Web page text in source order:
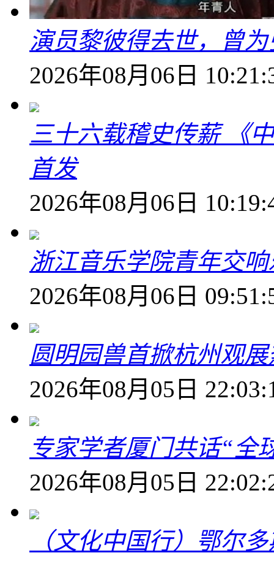
演员黎彼得去世，曾
2026年08月06日
三十六载稽史传薪 《
首发
2026年08月06日
浙江音乐学院青年交
2026年08月06日
圆明园兽首掀杭州观
2026年08月05日
专家学者厦门共话“全
2026年08月05日
（文化中国行）鄂尔